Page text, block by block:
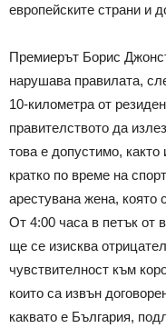
европейските страни и
Премиерът Борис
нарушава правилата,
10-километра от
правителството да
това е допустимо,
кратко по време на
арестувана жена, която
От 4:00 часа в петък от
ще се изисква
чувствителност към
които са извън
каквато е България,